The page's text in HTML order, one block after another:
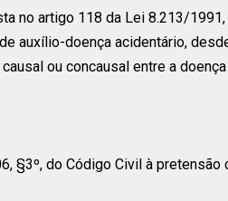
no artigo 118 da Lei 8.213/
auxílio-doença acidentário,
ou concausal entre a
§3º, do Código Civil à pretensão